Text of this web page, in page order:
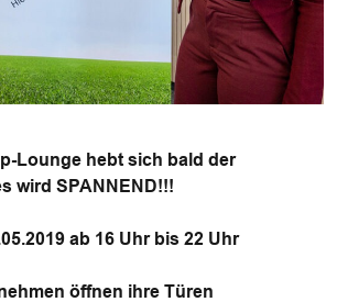
Lounge hebt sich bald der
wird SPANNEND!!!
ab 16 Uhr bis 22 Uhr
öffnen ihre Türen